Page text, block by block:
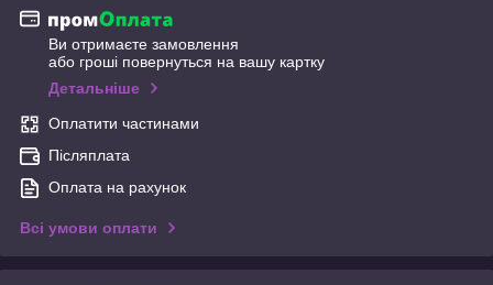
Ви отримаєте замовлення
або гроші повернуться на вашу картку
Детальніше
Оплатити частинами
Післяплата
Оплата на рахунок
Всі умови оплати